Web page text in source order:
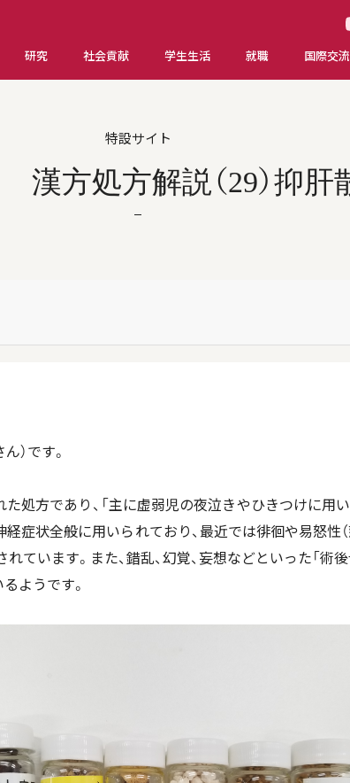
研究 社会貢献 学生生活 就職 国際交流
特設サイト
漢方処方解説（29）抑肝
）です。
た処方であり、「主に虚弱児の夜泣きやひきつけに用
症状全般に用いられており、最近では徘徊や易怒性
れています。また、錯乱、幻覚、妄想などといった「
ようです。